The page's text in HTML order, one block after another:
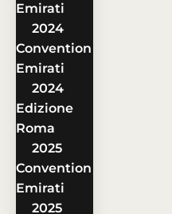
Emirati
2024
Convention
Emirati
2024
Edizione
Roma
2025
Convention
Emirati
2025